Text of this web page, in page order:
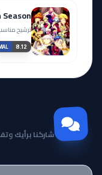
ترشيح
MAL 8.12
مجتمع Otanyuu
شاركنا برأيك